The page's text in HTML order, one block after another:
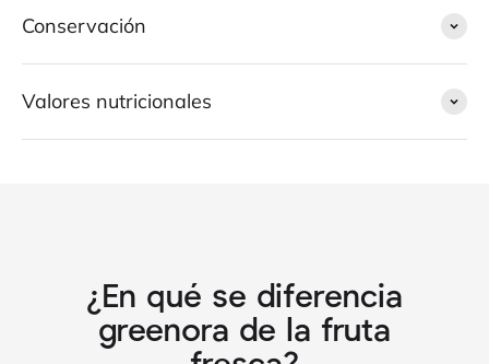
Conservación
Valores nutricionales
¿En qué se diferencia
greenora de la fruta